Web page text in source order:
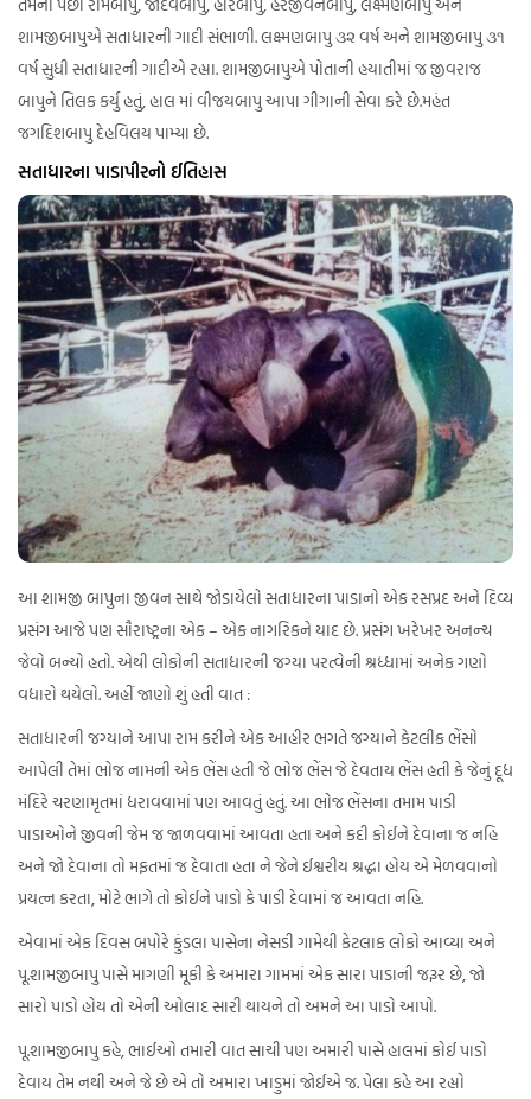
શામજીબાપુએ સતાધારની ગાદી સંભાળી. લક્ષ્મણબાપુ ૩૨ વર્ષ અને શામજીબાપુ ૩૧
વર્ષ સુધી સતાધારની ગાદીએ રહ્યા. શામજીબાપુએ પોતાની હયાતીમાં જ જીવરાજ
બાપુને તિલક કર્યુ હતું, હાલ માં વીજયબાપુ આપા ગીગાની સેવા કરે છે.મહંત
જગદિશબાપુ દેહવિલય પામ્યા છે.
સતાધારના પાડાપીરનો ઈતિહાસ
આ શામજી બાપુના જીવન સાથે જોડાયેલો સતાધારના પાડાનો એક રસપ્રદ અને દિવ્ય
પ્રસંગ આજે પણ સૌરાષ્ટ્રના એક – એક નાગરિકને યાદ છે. પ્રસંગ ખરેખર અનન્ચ
જેવો બન્યો હતો. એથી લોકોની સતાધારની જગ્યા પરત્વેની શ્રધ્ધામાં અનેક ગણો
વધારો થયેલો. અહીં જાણો શું હતી વાત :
સતાધારની જગ્યાને આપા રામ કરીને એક આહીર ભગતે જગ્યાને કેટલીક ભેંસો
આપેલી તેમાં ભોજ નામની એક ભેંસ હતી જે ભોજ ભેંસ જે દેવતાય ભેંસ હતી કે જેનું દૂધ
મંદિરે ચરણામૃતમાં ધરાવવામાં પણ આવતું હતું. આ ભોજ ભેંસના તમામ પાડી
પાડાઓને જીવની જેમ જ જાળવવામાં આવતા હતા અને કદી કોઈને દેવાના જ નહિ
અને જો દેવાના તો મફતમાં જ દેવાતા હતા ને જેને ઈશ્વરીય શ્રદ્ધા હોય એ મેળવવાનો
પ્રયત્ન કરતા, મોટે ભાગે તો કોઈને પાડો કે પાડી દેવામાં જ આવતા નહિ.
એવામાં એક દિવસ બપોરે કુંડલા પાસેના નેસડી ગામેથી કેટલાક લોકો આવ્યા અને
પૂ.શામજીબાપુ પાસે માગણી મૂકી કે અમારા ગામમાં એક સારા પાડાની જરૂર છે, જો
સારો પાડો હોય તો એની ઓલાદ સારી થાયને તો અમને આ પાડો આપો.
પૂ.શામજીબાપુ કહે, ભાઈઓ તમારી વાત સાચી પણ અમારી પાસે હાલમાં કોઈ પાડો
દેવાય તેમ નથી અને જે છે એ તો અમારા ખાડુમાં જોઈએ જ. પેલા કહે આ રહ્યો